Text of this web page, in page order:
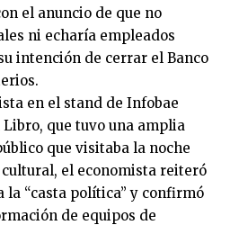
el anuncio de que no
ni echaría empleados
intención de cerrar el Banco
en el stand de Infobae
que tuvo una amplia
que visitaba la noche
el economista reiteró
la “casta política” y confirmó
de equipos de